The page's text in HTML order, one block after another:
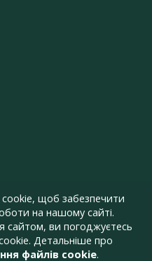
щоб забезпечити
на нашому сайті.
сайтом, ви погоджуєтесь
Детальніше про
файлів cookie.